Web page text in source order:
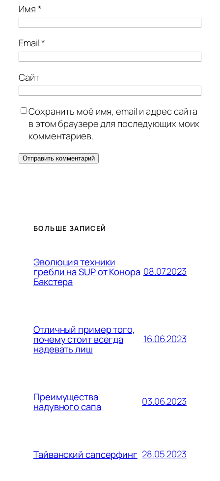
Имя*
Email*
Сайт
Сохранить моё имя, email и адрес сайта
в этом браузере для последующих моих
комментариев.
БОЛЬШЕ ЗАПИСЕЙ
Эволюция техники
гребли на SUP от Конора
Бакстера
08.07.2023
Отличный пример того,
почему стоит всегда
надевать лиш
16.06.2023
Преимущества
надувного сапа 03.06.2023
Тайванский сапсерфинг 28.05.2023